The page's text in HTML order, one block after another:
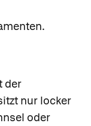
der
nur locker
oder